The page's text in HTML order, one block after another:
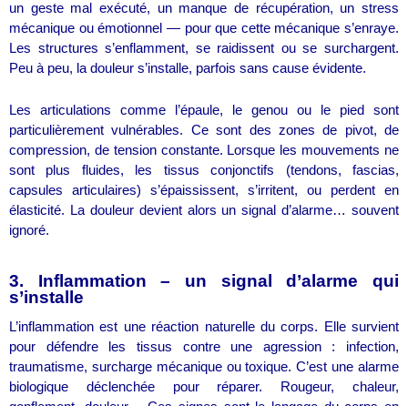
un geste mal exécuté, un manque de récupération, un stress
mécanique ou émotionnel — pour que cette mécanique s’enraye.
Les structures s’enflamment, se raidissent ou se surchargent.
Peu à peu, la douleur s’installe, parfois sans cause évidente.
Les articulations comme l’épaule, le genou ou le pied sont
particulièrement vulnérables. Ce sont des zones de pivot, de
compression, de tension constante. Lorsque les mouvements ne
sont plus fluides, les tissus conjonctifs (tendons, fascias,
capsules articulaires) s’épaississent, s’irritent, ou perdent en
élasticité. La douleur devient alors un signal d’alarme… souvent
ignoré.
3. Inflammation – un signal d’alarme qui
s’installe
L’inflammation est une réaction naturelle du corps. Elle survient
pour défendre les tissus contre une agression : infection,
traumatisme, surcharge mécanique ou toxique. C’est une alarme
biologique déclenchée pour réparer. Rougeur, chaleur,